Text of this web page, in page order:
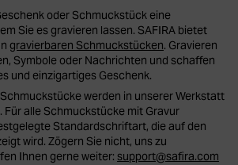
oder Schmuckstück eine
Sie es gravieren lassen. SAFIRA bietet
gravierbaren Schmuckstücken. Gravieren
Symbole oder Nachrichten und schaffen
und einzigartiges Geschenk.
werden in unserer Werkstatt
Für alle Schmuckstücke mit Gravur
Standardschriftart, die auf den
wird. Zögern Sie nicht, uns zu
Ihnen gerne weiter: support@safira.com